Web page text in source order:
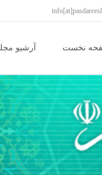
نخست آرشیو